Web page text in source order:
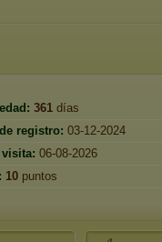
361 días
registro: 03-12-2024
06-08-2026
10 puntos